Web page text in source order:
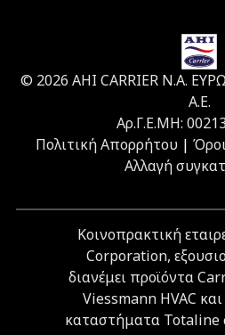
© 2026 ΑΗΙ CARRIER Ν.Α.
Α.Ε.
Αρ.Γ.Ε.ΜΗ:
Πολιτική Απορρήτου |
Αλλαγή
Κοινοπρακτική
Corporation,
διανέμει προϊόντα
Viessmann HVAC και
καταστήματα Totaline